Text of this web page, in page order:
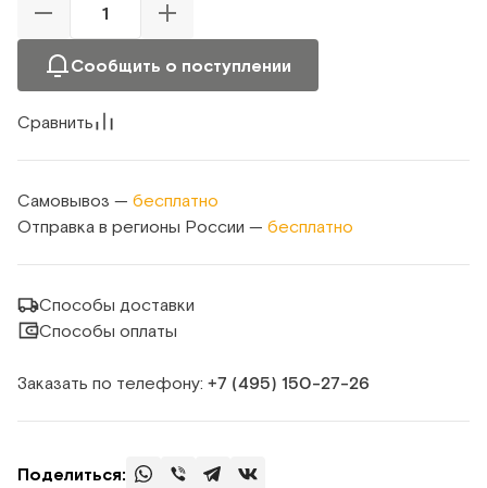
Сообщить о поступлении
Сравнить
Самовывоз — бесплатно
Отправка в регионы России — бесплатно
Способы доставки
Способы оплаты
Заказать по телефону: +7 (495) 150‑27‑26
Поделиться: